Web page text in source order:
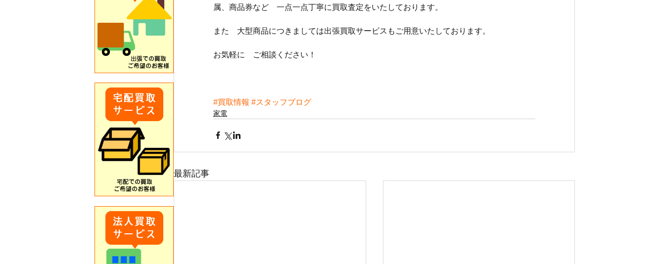
属、商品券など　一点一点丁寧に買取査定をいたしております。
また　大型商品につきましては出張買取サービスもご用意いたしております。
お気軽に　ご相談ください！
#買取情報 #スタッフブログ
家電
最新記事